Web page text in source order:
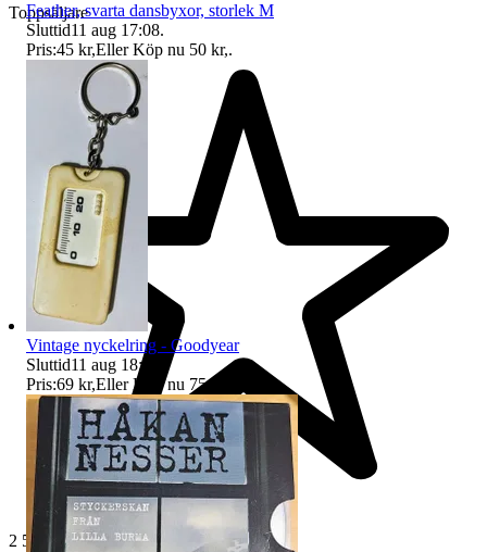
Toppsäljare
2 507 omdömen
Feather, svarta dansbyxor, storlek M
Sluttid11 aug 17:08.
Pris:45 kr,Eller Köp nu 50 kr,.
Vintage nyckelring - Goodyear
Sluttid11 aug 18:40
Pris:69 kr,Eller Köp nu 75 kr